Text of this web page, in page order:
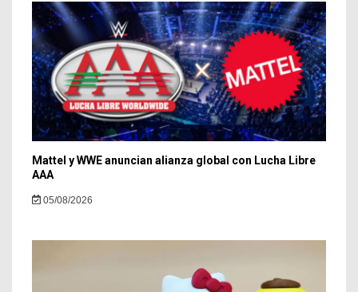
Mattel y WWE anuncian alianza global con Lucha Libre
AAA
05/08/2026